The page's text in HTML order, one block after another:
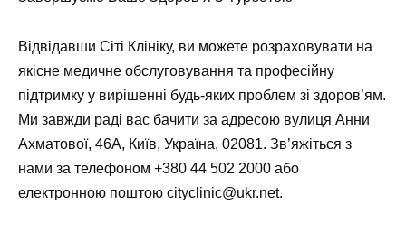
Відвідавши Сіті Клініку, ви можете розраховувати на
якісне медичне обслуговування та професійну
підтримку у вирішенні будь-яких проблем зі здоров’ям.
Ми завжди раді вас бачити за адресою вулиця Анни
Ахматової, 46А, Київ, Україна, 02081. Зв’яжіться з
нами за телефоном +380 44 502 2000 або
електронною поштою cityclinic@ukr.net.